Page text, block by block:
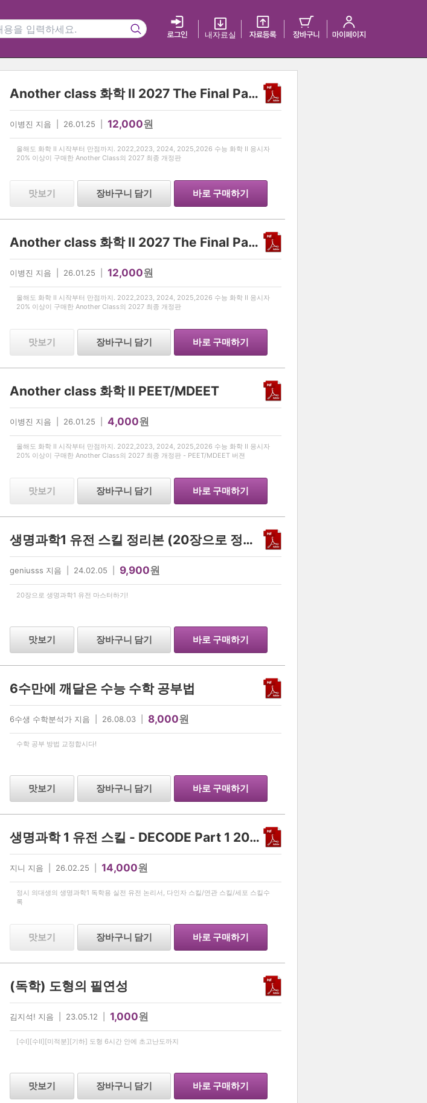
내 자료실
Another class 화학 II 2027 The Final Part 1
이병진 지음 | 26.01.25 | 12,000원
올해도 화학 II 시작부터 만점까지. 2022,2023, 2024, 2025,2026 수능 화학 II 응시자
20% 이상이 구매한 Another Class의 2027 최종 개정판
맛보기 장바구니 담기 바로 구매하기
Another class 화학 II 2027 The Final Part 2
이병진 지음 | 26.01.25 | 12,000원
올해도 화학 II 시작부터 만점까지. 2022,2023, 2024, 2025,2026 수능 화학 II 응시자
20% 이상이 구매한 Another Class의 2027 최종 개정판
맛보기 장바구니 담기 바로 구매하기
Another class 화학 II PEET/MDEET
이병진 지음 | 26.01.25 | 4,000원
올해도 화학 II 시작부터 만점까지. 2022,2023, 2024, 2025,2026 수능 화학 II 응시자
20% 이상이 구매한 Another Class의 2027 최종 개정판 - PEET/MDEET 버젼
맛보기 장바구니 담기 바로 구매하기
생명과학1 유전 스킬 정리본 (20장으로 정복하기)
geniusss 지음 | 24.02.05 | 9,900원
20장으로 생명과학1 유전 마스터하기!
맛보기 장바구니 담기 바로 구매하기
6수만에 깨달은 수능 수학 공부법
6수생 수학분석가 지음 | 26.08.03 | 8,000원
수학 공부 방법 교정합시다!
맛보기 장바구니 담기 바로 구매하기
생명과학 1 유전 스킬 - DECODE Part 1 2027
지니 지음 | 26.02.25 | 14,000원
정시 의대생의 생명과학1 독학용 실전 유전 논리서, 다인자 스킬/연관 스킬/세포 스킬수
록
맛보기 장바구니 담기 바로 구매하기
(독학) 도형의 필연성
김지석! 지음 | 23.05.12 | 1,000원
[수Ⅰ][수Ⅱ][미적분][기하] 도형 6시간 안에 초고난도까지
맛보기 장바구니 담기 바로 구매하기